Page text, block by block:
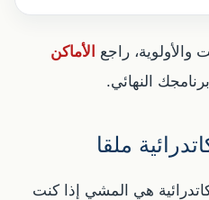
راجع
الأماكن
النهائي.
ملقا
هي المشي إذا كنت